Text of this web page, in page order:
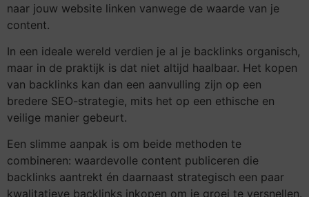
naar jouw website linken vanwege de waarde van je
content.
In een ideale wereld verdien je al je backlinks organisch,
maar in de praktijk is dat niet altijd haalbaar. Het kopen
van backlinks kan dan een aanvulling zijn op een
bredere SEO-strategie, mits het op een ethische en
veilige manier gebeurt.
Een slimme aanpak is om beide methoden te
combineren: waardevolle content publiceren die
backlinks aantrekt én daarnaast strategisch een paar
kwalitatieve backlinks inkopen om je groei te versnellen.